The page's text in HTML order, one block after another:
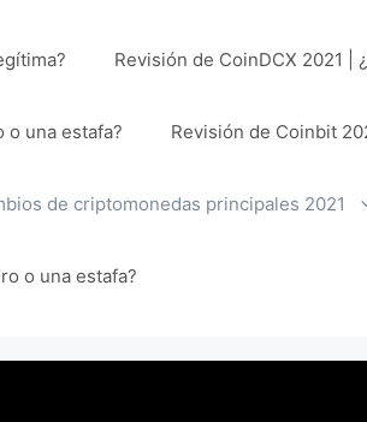
Revisión de CoinDCX 2021 |
o una estafa? Revisión de Coinbit
de criptomonedas principales 2021
o una estafa?